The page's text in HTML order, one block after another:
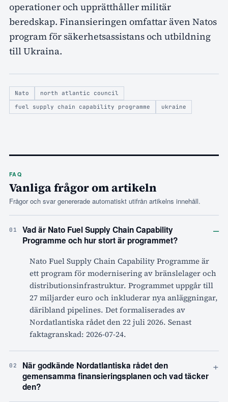
operationer och upprätthåller militär
beredskap. Finansieringen omfattar även Natos
program för säkerhetsassistans och utbildning
till Ukraina.
Nato
north atlantic council
fuel supply chain capability programme
ukraine
FAQ
Vanliga frågor om artikeln
Frågor och svar genererade automatiskt utifrån artikelns innehåll.
01
Vad är Nato Fuel Supply Chain Capability
Programme och hur stort är programmet?
–
Nato Fuel Supply Chain Capability Programme är
ett program för modernisering av bränslelager och
distributionsinfrastruktur. Programmet uppgår till
27 miljarder euro och inkluderar nya anläggningar,
däribland pipelines. Det formaliserades av
Nordatlantiska rådet den 22 juli 2026. Senast
faktagranskad: 2026-07-24.
02
När godkände Nordatlantiska rådet den
gemensamma finansieringsplanen och vad täcker
den?
+